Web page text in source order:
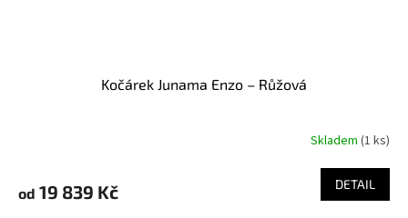
Kočárek Junama Enzo – Růžová
Skladem (1 ks)
od 19 839 Kč DETAIL